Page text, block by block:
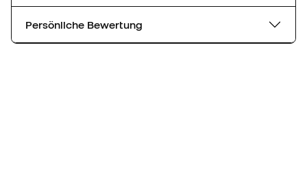
Persönliche Bewertung